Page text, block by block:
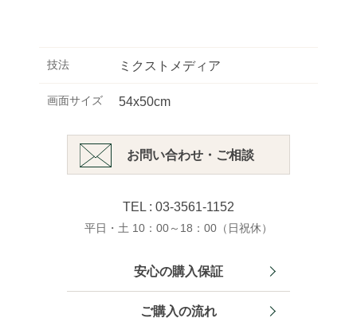
技法 ミクストメディア
画面サイズ 54x50cm
お問い合わせ・ご相談
TEL : 03-3561-1152
平日・土 10：00～18：00（日祝休）
安心の購入保証
ご購入の流れ